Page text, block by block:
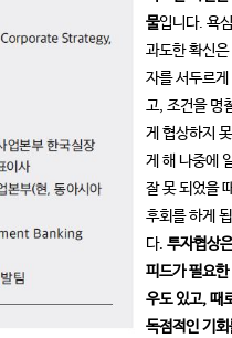
물입니다. 욕
과도한 확신은
자를 서두르게
고, 조건을 명
게 협상하지
게 해 나중에
잘 못 되었을
후회를 하게
다. 투자협상
피드가 필요한
우도 있고, 때
독점적인 기회